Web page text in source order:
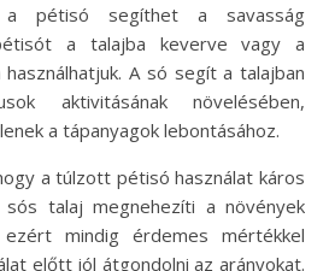
a pétisó segíthet a savasság
a talajba keverve vagy a
A só segít a talajban
aktivitásának növelésében,
a tápanyagok lebontásához.
a túlzott pétisó használat káros
talaj megnehezíti a növények
mindig érdemes mértékkel
előtt jól átgondolni az arányokat.